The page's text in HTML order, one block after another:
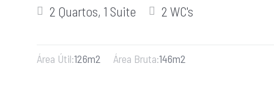
2 Quartos, 1 Suite 2 WC's
Área Útil:126m2 Área Bruta:146m2